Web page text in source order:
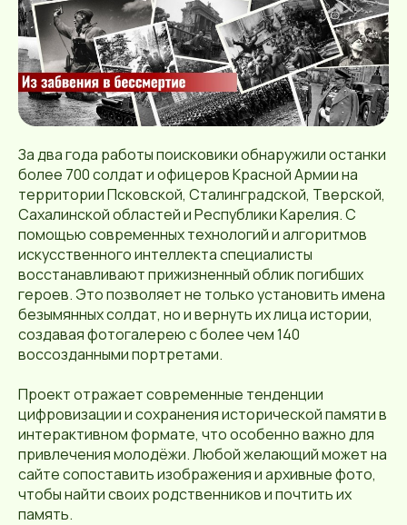
За два года работы поисковики обнаружили останки
более 700 солдат и офицеров Красной Армии на
территории Псковской, Сталинградской, Тверской,
Сахалинской областей и Республики Карелия. С
помощью современных технологий и алгоритмов
искусственного интеллекта специалисты
восстанавливают прижизненный облик погибших
героев. Это позволяет не только установить имена
безымянных солдат, но и вернуть их лица истории,
создавая фотогалерею с более чем 140
воссозданными портретами.
Проект отражает современные тенденции
цифровизации и сохранения исторической памяти в
интерактивном формате, что особенно важно для
привлечения молодёжи. Любой желающий может на
сайте сопоставить изображения и архивные фото,
чтобы найти своих родственников и почтить их
память.